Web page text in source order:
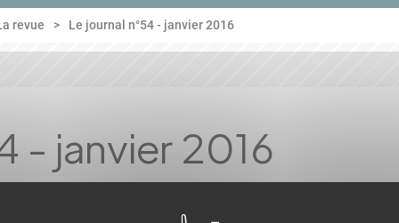
revue Le journal n°54 - janvier 2016
- janvier 2016